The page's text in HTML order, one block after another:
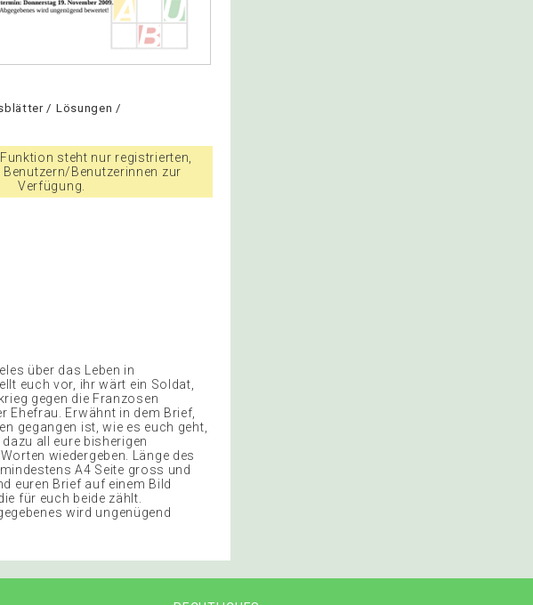
/ Lösungen /
steht nur registrierten,
Benutzern/Benutzerinnen zur
Verfügung.
über das Leben in
euch vor, ihr wärt ein Soldat,
gegen die Franzosen
Ehefrau. Erwähnt in dem Brief,
gegangen ist, wie es euch geht,
all eure bisherigen
wiedergeben. Länge des
A4 Seite gross und
euren Brief auf einem Bild
für euch beide zählt.
wird ungenügend